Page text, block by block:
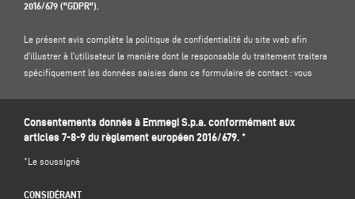
2016/679 ("GDPR").
Le présent avis complète la politique de confidentialité du site web afin
d'illustrer à l'utilisateur la manière dont le responsable du traitement traitera
spécifiquement les données saisies dans ce formulaire de contact : vous
1. CONTRÔLEUR DES DONNÉES ET DÉLÉGUÉ À LA PROTECTION DES DONNÉES
Responsable du traitement : Emmegi S.p.a., en la personne de son
représentant légal pro tempore, dont le siège social est situé Via Archimede,
IVA 01978870366.
Consentements donnés à Emmegi S.p.a. conformément aux
articles 7-8-9 du règlement européen 2016/679. *
*Le soussigné
CONSIDÉRANT